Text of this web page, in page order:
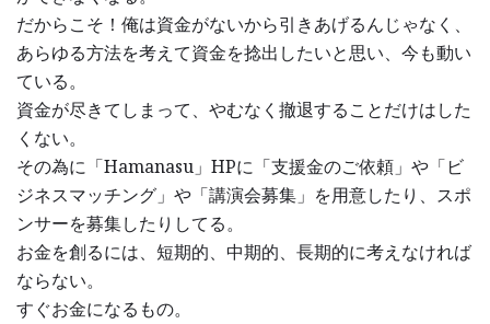
だからこそ！俺は資金がないから引きあげるんじゃなく、
あらゆる方法を考えて資金を捻出したいと思い、今も動い
ている。
資金が尽きてしまって、やむなく撤退することだけはした
くない。
その為に「Hamanasu」HPに「支援金のご依頼」や「ビ
ジネスマッチング」や「講演会募集」を用意したり、スポ
ンサーを募集したりしてる。
お金を創るには、短期的、中期的、長期的に考えなければ
ならない。
すぐお金になるもの。